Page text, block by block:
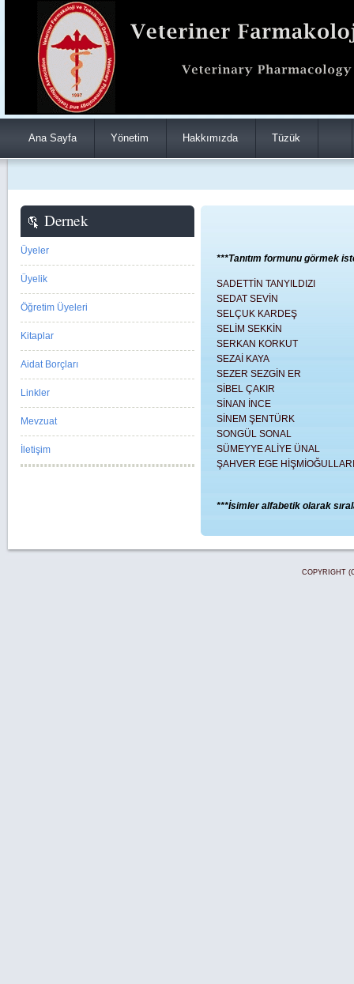
Ana Sayfa Yönetim Hakkımızda Tüzük
***Tanıtım formunu görmek
SADETTİN TANYILDIZI
SEDAT SEVİN
SELÇUK KARDEŞ
SELİM SEKKİN
SERKAN KORKUT
SEZAİ KAYA
SEZER SEZGİN ER
SİBEL ÇAKIR
SİNAN İNCE
SİNEM ŞENTÜRK
SONGÜL SONAL
SÜMEYYE ALİYE ÜNAL
ŞAHVER EGE HİŞMİOĞULLARI
***İsimler alfabetik olarak
Dernek
Üyeler
Üyelik
Öğretim Üyeleri
Kitaplar
Aidat Borçları
Linkler
Mevzuat
İletişim
COPYRIGHT